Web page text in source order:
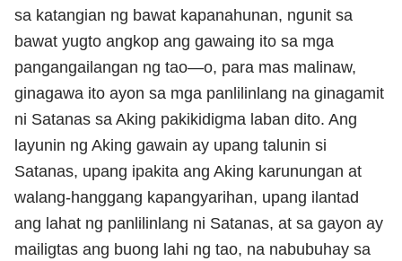
sa katangian ng bawat kapanahunan, ngunit sa
bawat yugto angkop ang gawaing ito sa mga
pangangailangan ng tao—o, para mas malinaw,
ginagawa ito ayon sa mga panlilinlang na ginagamit
ni Satanas sa Aking pakikidigma laban dito. Ang
layunin ng Aking gawain ay upang talunin si
Satanas, upang ipakita ang Aking karunungan at
walang-hanggang kapangyarihan, upang ilantad
ang lahat ng panlilinlang ni Satanas, at sa gayon ay
mailigtas ang buong lahi ng tao, na nabubuhay sa